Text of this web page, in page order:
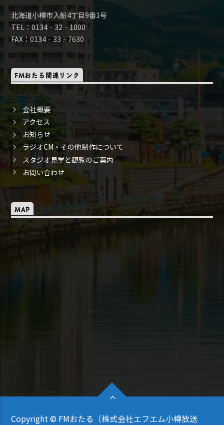
北海道小樽市入船4丁目9番1号
TEL：0134‐32‐1000
FAX：0134‐33‐7630
FMおたる関連リンク
会社概要
アクセス
お知らせ
ラジオCM・その他制作について
スタジオ見学と観覧のご案内
お問い合わせ
MAP
Copyright © FMおたる（株式会社エフエム小樽放送